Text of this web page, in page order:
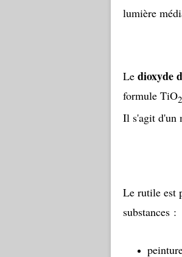
lumière
Le dioxyde
formule TiO2
Il s'agit d'un
Le rutile est
substances :